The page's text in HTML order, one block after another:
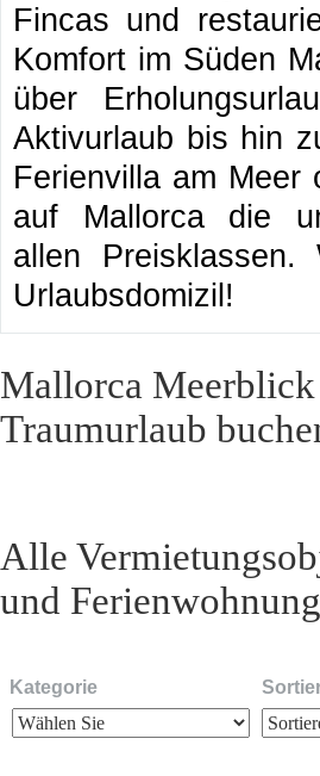
Fincas und
Komfort im Süden
über
Aktivurlaub bis hin
Ferienvilla am Meer
auf Mallorca die
allen
Urlaubsdomizil!
Mallorca
Traumurlaub
Alle
und
Kategorie